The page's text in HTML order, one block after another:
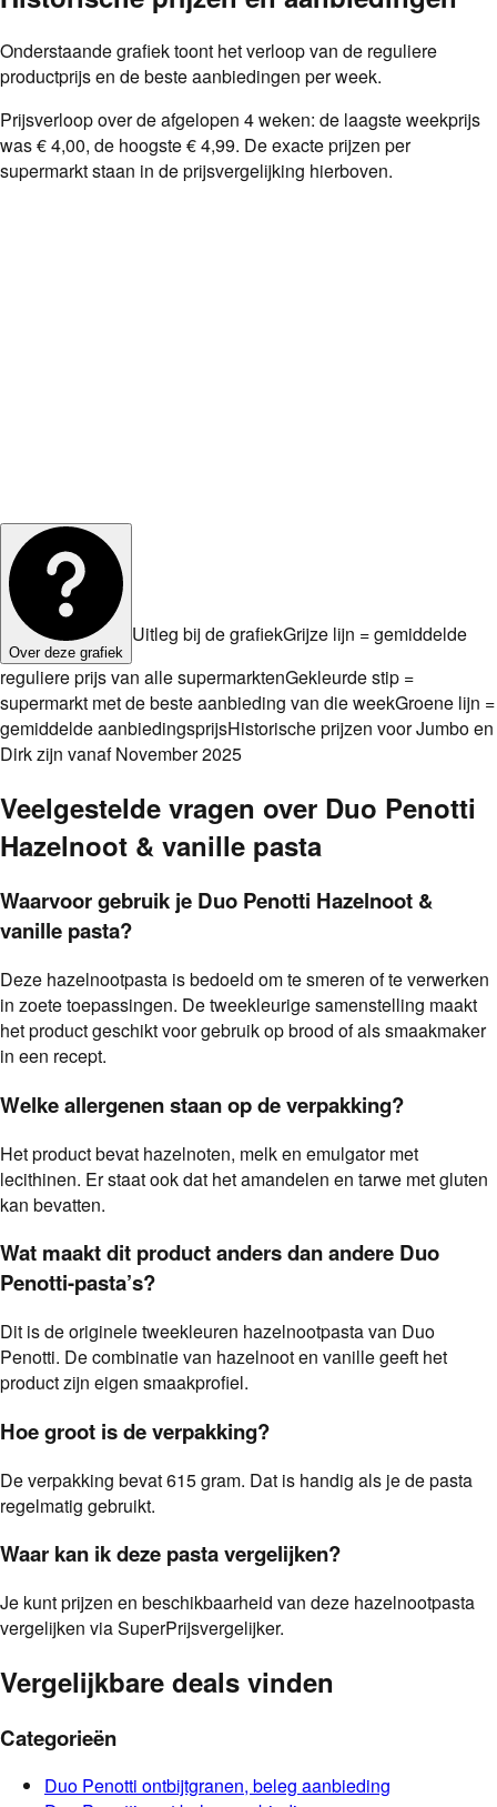
Onderstaande grafiek toont het verloop van de reguliere
productprijs en de beste aanbiedingen per week.
Prijsverloop over de afgelopen 4weken: de laagste weekprijs
was€ 4,00, de hoogste€ 4,99. De exacte prijzen per
supermarkt staan in de prijsvergelijking hierboven.
Over deze grafiek
Uitleg bij de grafiekGrijze lijn = gemiddelde
reguliere prijs van alle supermarktenGekleurde stip =
supermarkt met de beste aanbieding van die weekGroene lijn =
gemiddelde aanbiedingsprijsHistorische prijzen voor Jumbo en
Dirk zijn vanaf November 2025
Veelgestelde vragen over Duo Penotti
Hazelnoot & vanille pasta
Waarvoor gebruik je Duo Penotti Hazelnoot &
vanille pasta?
Deze hazelnootpasta is bedoeld om te smeren of te verwerken
in zoete toepassingen. De tweekleurige samenstelling maakt
het product geschikt voor gebruik op brood of als smaakmaker
in een recept.
Welke allergenen staan op de verpakking?
Het product bevat hazelnoten, melk en emulgator met
lecithinen. Er staat ook dat het amandelen en tarwe met gluten
kan bevatten.
Wat maakt dit product anders dan andere Duo
Penotti-pasta’s?
Dit is de originele tweekleuren hazelnootpasta van Duo
Penotti. De combinatie van hazelnoot en vanille geeft het
product zijn eigen smaakprofiel.
Hoe groot is de verpakking?
De verpakking bevat 615 gram. Dat is handig als je de pasta
regelmatig gebruikt.
Waar kan ik deze pasta vergelijken?
Je kunt prijzen en beschikbaarheid van deze hazelnootpasta
vergelijken via SuperPrijsvergelijker.
Vergelijkbare deals vinden
Categorieën
Duo Penotti ontbijtgranen, beleg aanbieding